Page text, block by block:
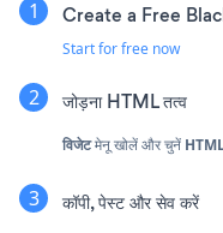
Create a Free
Start for free now
जोड़नाHTML तत्व
विजेटमेनू खोलें और चुनें
कॉपी, पेस्ट और सेव करें